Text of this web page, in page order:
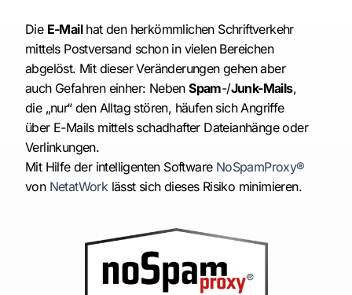
Die E-Mailhat den herkömmlichen Schriftverkehr
mittels Postversand schon in vielen Bereichen
abgelöst. Mit dieser Veränderungen gehen aber
auch Gefahren einher: NebenSpam-/Junk-Mails,
die „nur“ den Alltag stören, häufen sich Angriffe
über E-Mails mittels schadhafter Dateianhänge oder
Verlinkungen.
Mit Hilfe der intelligenten Software NoSpamProxy®
von NetatWork lässt sich dieses Risiko minimieren.